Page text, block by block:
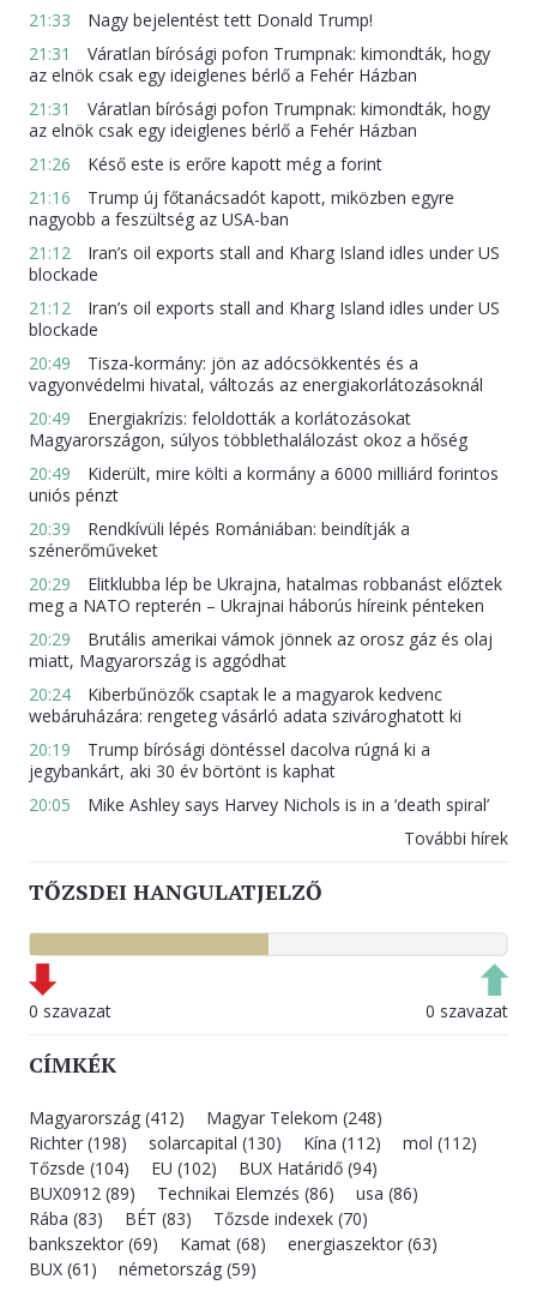
21:33
Nagy bejelentést tett Donald Trump!
21:31
Váratlan bírósági pofon Trumpnak: kimondták, hogy
az elnök csak egy ideiglenes bérlő a Fehér Házban
21:31
Váratlan bírósági pofon Trumpnak: kimondták, hogy
az elnök csak egy ideiglenes bérlő a Fehér Házban
21:26
Késő este is erőre kapott még a forint
21:16
Trump új főtanácsadót kapott, miközben egyre
nagyobb a feszültség az USA-ban
21:12
Iran’s oil exports stall and Kharg Island idles under US
blockade
21:12
Iran’s oil exports stall and Kharg Island idles under US
blockade
20:49
Tisza-kormány: jön az adócsökkentés és a
vagyonvédelmi hivatal, változás az energiakorlátozásoknál
20:49
Energiakrízis: feloldották a korlátozásokat
Magyarországon, súlyos többlethalálozást okoz a hőség
20:49
Kiderült, mire költi a kormány a 6000 milliárd forintos
uniós pénzt
20:39
Rendkívüli lépés Romániában: beindítják a
szénerőműveket
20:29
Elitklubba lép be Ukrajna, hatalmas robbanást előztek
meg a NATO repterén – Ukrajnai háborús híreink pénteken
20:29
Brutális amerikai vámok jönnek az orosz gáz és olaj
miatt, Magyarország is aggódhat
20:24
Kiberbűnözők csaptak le a magyarok kedvenc
webáruházára: rengeteg vásárló adata szivároghatott ki
20:19
Trump bírósági döntéssel dacolva rúgná ki a
jegybankárt, aki 30 év börtönt is kaphat
20:05
Mike Ashley says Harvey Nichols is in a ‘death spiral’
További hírek
TŐZSDEI HANGULATJELZŐ
0 szavazat 0 szavazat
CÍMKÉK
Magyarország (412)
Magyar Telekom (248)
Richter (198)
solarcapital (130) Kína (112)
mol (112)
Tőzsde (104)
EU (102)
BUX Határidő (94)
BUX0912 (89)
Technikai Elemzés (86)
usa (86)
Rába (83)
BÉT (83)
Tőzsde indexek (70)
bankszektor (69)
Kamat (68)
energiaszektor (63)
BUX (61)
németország (59)